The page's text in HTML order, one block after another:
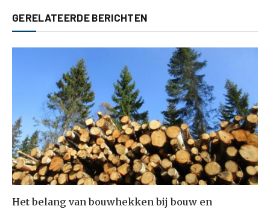
GERELATEERDE BERICHTEN
Het belang van bouwhekken bij bouw en